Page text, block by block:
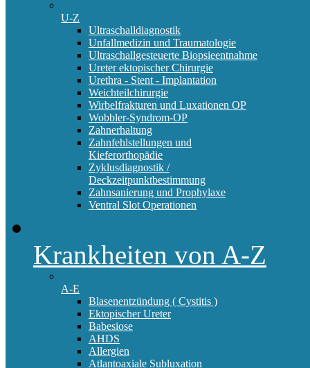
U-Z
Ultraschalldiagnostik
Unfallmedizin und Traumatologie
Ultraschallgesteuerte Biopsieentnahme
Ureter ektopischer Chirurgie
Urethra - Stent - Implantation
Weichteilchirurgie
Wirbelfrakturen und Luxationen OP
Wobbler-Syndrom-OP
Zahnerhaltung
Zahnfehlstellungen und
Kieferorthopädie
Zyklusdiagnostik /
Deckzeitpunktbestimmung
Zahnsanierung und Prophylaxe
Ventral Slot Operationen
Krankheiten von A-Z
A-E
Blasenentzündung ( Cystitis )
Ektopischer Ureter
Babesiose
AHDS
Allergien
Atlantoaxiale Subluxation